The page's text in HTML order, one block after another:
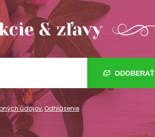
& zľavy
ODOBERAŤ
údajov,Odhlásenie